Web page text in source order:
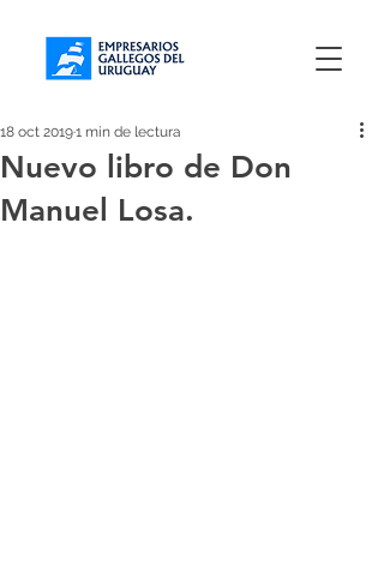
Nuevo libro de Don
Manuel Losa.
18 oct 20191 min de lectura